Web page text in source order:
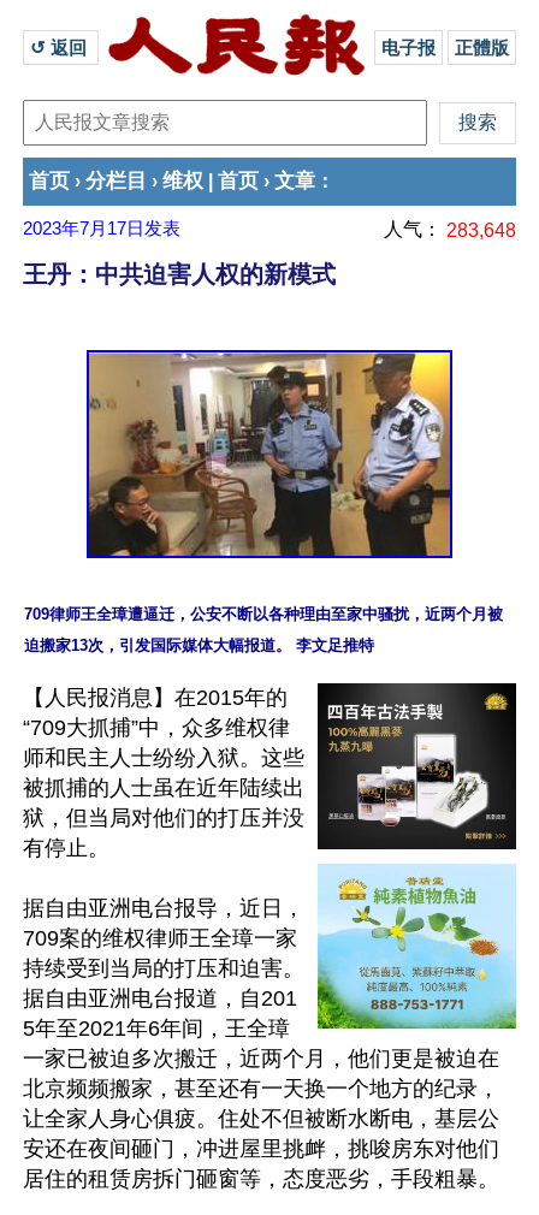
↺ 返回 电子报 正體版
首页 › 分栏目 › 维权 首页 › 文章 ：
2023年7月17日 发表 人气： 283,648
王丹：中共迫害人权的新模式
709律师王全璋遭逼迁，公安不断以各种理由至家中骚扰，近两个月被
迫搬家13次，引发国际媒体大幅报道。 李文足推特
【人民报消息】在2015年的
“709大抓捕”中，众多维权律
师和民主人士纷纷入狱。这些
被抓捕的人士虽在近年陆续出
狱，但当局对他们的打压并没
有停止。
据自由亚洲电台报导，近日，
709案的维权律师王全璋一家
持续受到当局的打压和迫害。
据自由亚洲电台报道，自201
5年至2021年6年间，王全璋
一家已被迫多次搬迁，近两个月，他们更是被迫在
北京频频搬家，甚至还有一天换一个地方的纪录，
让全家人身心俱疲。住处不但被断水断电，基层公
安还在夜间砸门，冲进屋里挑衅，挑唆房东对他们
居住的租赁房拆门砸窗等，态度恶劣，手段粗暴。